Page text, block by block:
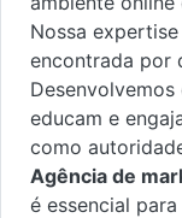
Nossa
encontrada por
educam e
como
Agência de
é essencial